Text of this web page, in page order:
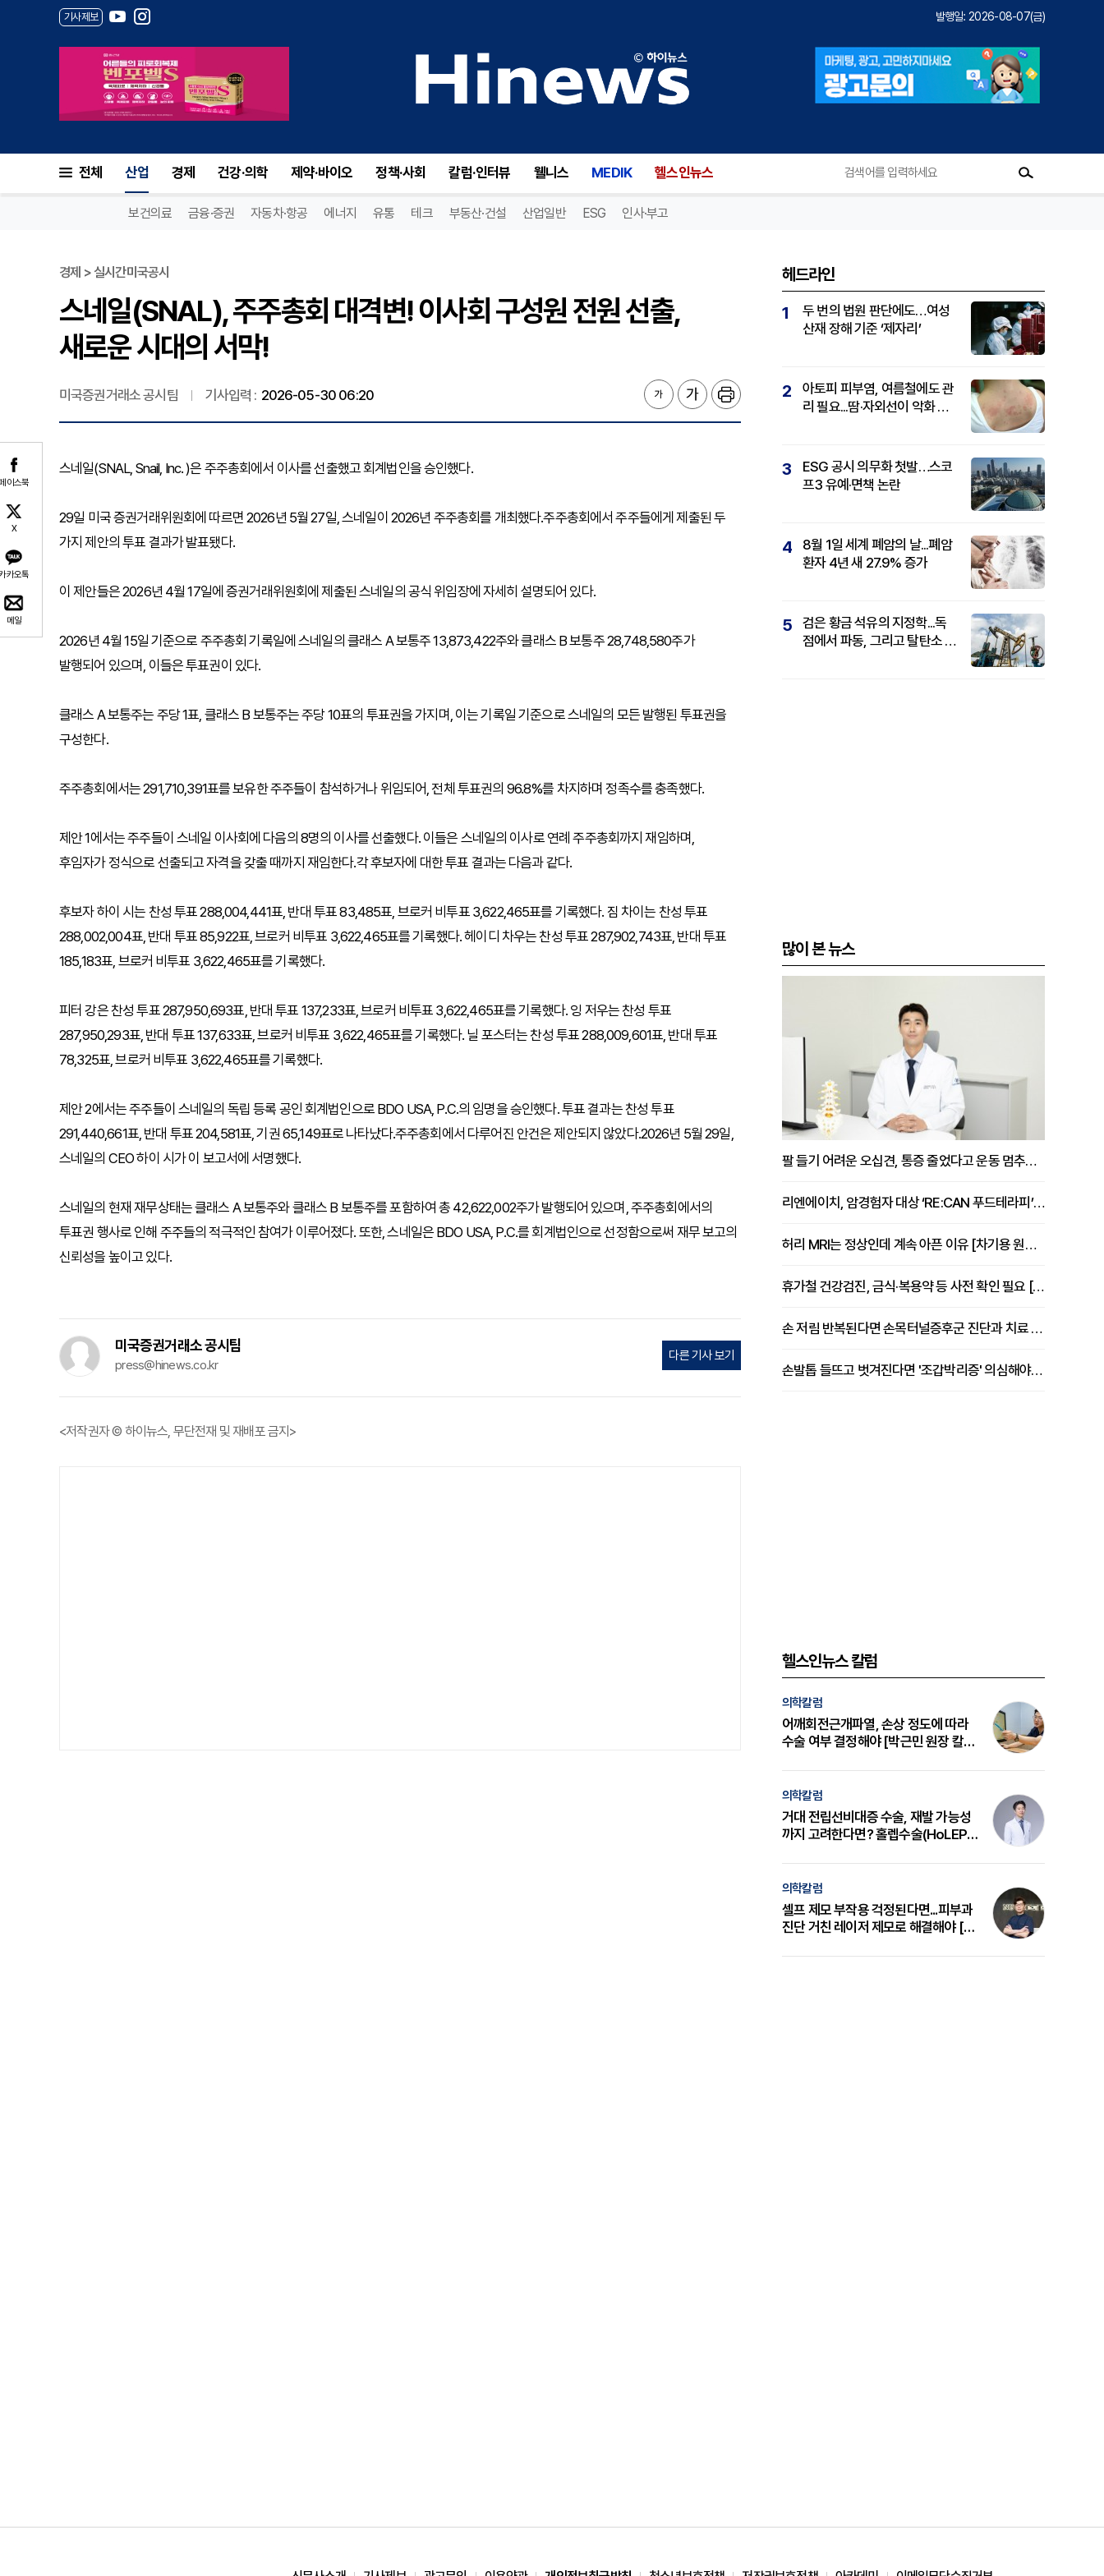
기사제보 발행일: 2026-08-07(금)
전체 산업 경제 건강·의학 제약·바이오 정책·사회 칼럼·인터뷰 웰니스 MEDIK 헬스인뉴스
보건의료 금융·증권 자동차·항공 에너지 유통 테크 부동산·건설 산업일반 ESG 인사·부고
이스북
X
카오톡
메일
경제 > 실시간미국공시
스네일(SNAL), 주주총회 대격변! 이사회 구성원 전원 선출,
새로운 시대의 서막!
미국증권거래소 공시팀 기사입력 : 2026-05-30 06:20
스네일(SNAL, Snail, Inc. )은 주주총회에서 이사를 선출했고 회계법인을 승인했다.
29일 미국 증권거래위원회에 따르면 2026년 5월 27일, 스네일이 2026년 주주총회를 개최했다.주주총회에서 주주들에게 제출된 두
가지 제안의 투표 결과가 발표됐다.
이 제안들은 2026년 4월 17일에 증권거래위원회에 제출된 스네일의 공식 위임장에 자세히 설명되어 있다.
2026년 4월 15일 기준으로 주주총회 기록일에 스네일의 클래스 A 보통주 13,873,422주와 클래스 B 보통주 28,748,580주가
발행되어 있으며, 이들은 투표권이 있다.
클래스 A 보통주는 주당 1표, 클래스 B 보통주는 주당 10표의 투표권을 가지며, 이는 기록일 기준으로 스네일의 모든 발행된 투표권을
구성한다.
주주총회에서는 291,710,391표를 보유한 주주들이 참석하거나 위임되어, 전체 투표권의 96.8%를 차지하며 정족수를 충족했다.
제안 1에서는 주주들이 스네일 이사회에 다음의 8명의 이사를 선출했다. 이들은 스네일의 이사로 연례 주주총회까지 재임하며,
후임자가 정식으로 선출되고 자격을 갖출 때까지 재임한다.각 후보자에 대한 투표 결과는 다음과 같다.
후보자 하이 시는 찬성 투표 288,004,441표, 반대 투표 83,485표, 브로커 비투표 3,622,465표를 기록했다. 짐 차이는 찬성 투표
288,002,004표, 반대 투표 85,922표, 브로커 비투표 3,622,465표를 기록했다. 헤이디 차우는 찬성 투표 287,902,743표, 반대 투표
185,183표, 브로커 비투표 3,622,465표를 기록했다.
피터 강은 찬성 투표 287,950,693표, 반대 투표 137,233표, 브로커 비투표 3,622,465표를 기록했다. 잉 저우는 찬성 투표
287,950,293표, 반대 투표 137,633표, 브로커 비투표 3,622,465표를 기록했다. 닐 포스터는 찬성 투표 288,009,601표, 반대 투표
78,325표, 브로커 비투표 3,622,465표를 기록했다.
제안 2에서는 주주들이 스네일의 독립 등록 공인 회계법인으로 BDO USA, P.C.의 임명을 승인했다. 투표 결과는 찬성 투표
291,440,661표, 반대 투표 204,581표, 기권 65,149표로 나타났다.주주총회에서 다루어진 안건은 제안되지 않았다.2026년 5월 29일,
스네일의 CEO 하이 시가 이 보고서에 서명했다.
스네일의 현재 재무상태는 클래스 A 보통주와 클래스 B 보통주를 포함하여 총 42,622,002주가 발행되어 있으며, 주주총회에서의
투표권 행사로 인해 주주들의 적극적인 참여가 이루어졌다. 또한, 스네일은 BDO USA, P.C.를 회계법인으로 선정함으로써 재무 보고의
신뢰성을 높이고 있다.
미국증권거래소 공시팀
press@hinews.co.kr
다른 기사 보기
<저작권자 © 하이뉴스, 무단전재 및 재배포 금지>
헤드라인
1
두 번의 법원 판단에도…여성
산재 장해 기준 ‘제자리’
2
아토피 피부염, 여름철에도 관
리 필요...땀·자외선이 악화 요
3
ESG 공시 의무화 첫발…스코
프3 유예·면책 논란
4
8월 1일 세계 폐암의 날...폐암
환자 4년 새 27.9% 증가
5
검은 황금 석유의 지정학...독
점에서 파동, 그리고 탈탄소 패
많이 본 뉴스
팔 들기 어려운 오십견, 통증 줄었다고 운동 멈추면 안 되는 이유 [이병욱 원장 칼럼]
리엔에이치, 암경험자 대상 ‘RE:CAN 푸드테라피’ 운영
허리 MRI는 정상인데 계속 아픈 이유 [차기용 원장 칼럼]
휴가철 건강검진, 금식·복용약 등 사전 확인 필요 [정도감 원장 칼럼]
손 저림 반복된다면 손목터널증후군 진단과 치료 시기 살펴야 [김동현 원장 칼럼]
손발톱 들뜨고 벗겨진다면 '조갑박리증' 의심해야 [김철윤 원장 칼럼]
헬스인뉴스 칼럼
의학칼럼
어깨회전근개파열, 손상 정도에 따라
수술 여부 결정해야 [박근민 원장 칼
의학칼럼
거대 전립선비대증 수술, 재발 가능성
까지 고려한다면? 홀렙수술(HoLEP)
의학칼럼
셀프 제모 부작용 걱정된다면...피부과
진단 거친 레이저 제모로 해결해야 [변